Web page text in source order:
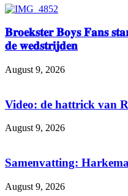
𝐁𝐫𝐨𝐞𝐤𝐬𝐭𝐞𝐫 𝐁𝐨𝐲𝐬 𝐅𝐚𝐧𝐬
𝐝𝐞 𝐰𝐞𝐝𝐬𝐭𝐫𝐢𝐣𝐝𝐞𝐧
August 9, 2026
Video: de hattrick van
August 9, 2026
Samenvatting:
August 9, 2026